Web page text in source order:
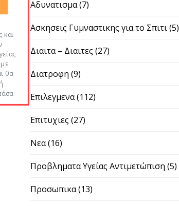
Αδυνατισμα(7)
Ασκησεις Γυμναστικης για το Σπιτι(5)
Διαιτα – Διαιτες (27)
Διατροφη (9)
Επιλεγμενα(112)
Επιτυχιες (27)
Νεα(16)
Προβληματα Υγείας Αντιμετώπιση (5)
Προσωπικα(13)
θα